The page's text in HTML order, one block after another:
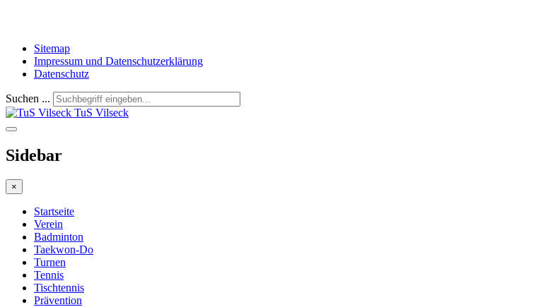
Sitemap
Impressum und Datenschutzerklärung
Datenschutz
Suchen ...
TuS Vilseck
Sidebar
×
Startseite
Verein
Badminton
Taekwon-Do
Turnen
Tennis
Tischtennis
Prävention